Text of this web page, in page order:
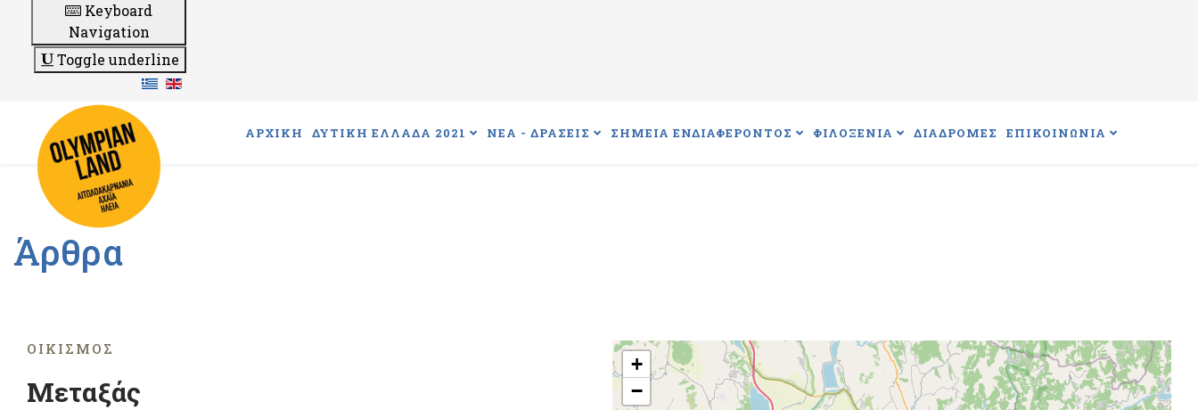
Keyboard
Navigation
Toggle underline
ΑΡΧΙΚΗ ΔΥΤΙΚΗ ΕΛΛΑΔΑ 2021 ΝΕΑ - ΔΡΑΣΕΙΣ ΣΗΜΕΙΑ ΕΝΔΙΑΦΕΡΟΝΤΟΣ ΦΙΛΟΞΕΝΙΑ ΔΙΑΔΡΟΜΕΣ ΕΠΙΚΟΙΝΩΝΙΑ
Άρθρα
ΟΙΚΙΣΜΌΣ
Μεταξάς
+
−